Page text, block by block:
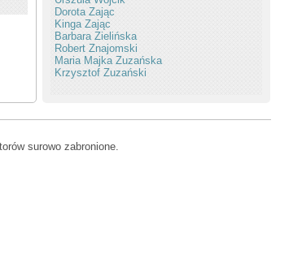
Dorota Zając
Kinga Zając
Barbara Zielińska
Robert Znajomski
Maria Majka Zuzańska
Krzysztof Zuzański
surowo zabronione.